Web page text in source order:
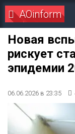
AOinform
Новая
рискует
эпидемии
06.06.2026 в 23:35